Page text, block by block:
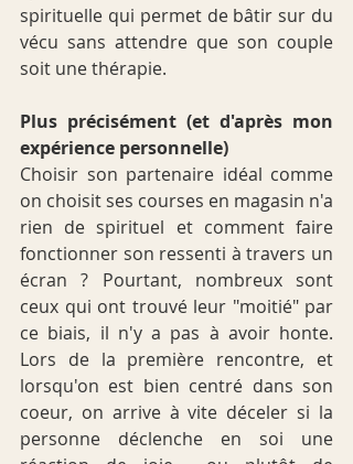
spirituelle qui permet de bâtir sur du
vécu sans attendre que son couple
soit une thérapie.
Plus précisément (et d'après mon
expérience personnelle)
Choisir son partenaire idéal comme
on choisit ses courses en magasin n'a
rien de spirituel et comment faire
fonctionner son ressenti à travers un
écran ? Pourtant, nombreux sont
ceux qui ont trouvé leur "moitié" par
ce biais, il n'y a pas à avoir honte.
Lors de la première rencontre, et
lorsqu'on est bien centré dans son
coeur, on arrive à vite déceler si la
personne déclenche en soi une